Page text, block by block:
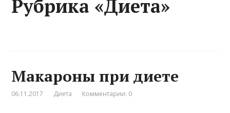
Рубрика «Диета»
Макароны при диете
06.11.2017 Диета Комментарии: 0